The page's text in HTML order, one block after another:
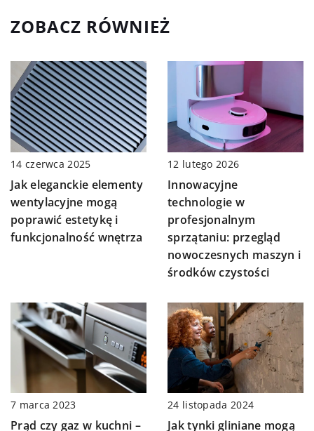
ZOBACZ RÓWNIEŻ
14 czerwca 2025
Jak eleganckie elementy
wentylacyjne mogą
poprawić estetykę i
funkcjonalność wnętrza
12 lutego 2026
Innowacyjne
technologie w
profesjonalnym
sprzątaniu: przegląd
nowoczesnych maszyn i
środków czystości
7 marca 2023
Prąd czy gaz w kuchni –
24 listopada 2024
Jak tynki gliniane mogą